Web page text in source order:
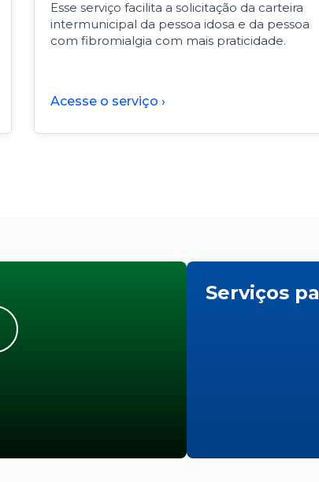
Esse serviço facilita a solicitação da carteira
intermunicipal da pessoa idosa e da pessoa
com fibromialgia com mais praticidade.
Acesse o serviço ›
Serviços